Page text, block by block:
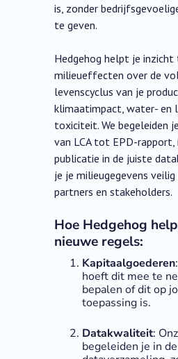
is, zonder
te geven.
Hedgehog helpt je inzicht
milieueffecten over de
levenscyclus van je
klimaatimpact, water- en
toxiciteit. We begeleiden
van LCA tot EPD-
publicatie in de juiste
je je milieugegevens
partners en stakeholders.
Hoe Hedgehog
nieuwe regels:
Kapitaalgoederen
hoeft dit mee te
bepalen of dit op
toepassing is.
Datakwaliteit:
begeleiden je in de